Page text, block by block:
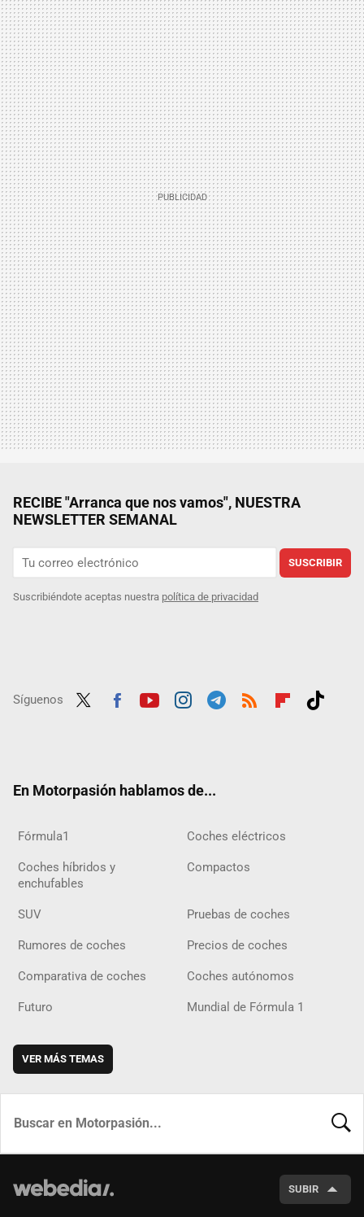
RECIBE "Arranca que nos vamos", NUESTRA
NEWSLETTER SEMANAL
SUSCRIBIR
Suscribiéndote aceptas nuestra política de privacidad
Síguenos
En Motorpasión hablamos de...
Fórmula1 Coches eléctricos
Coches híbridos y
enchufables
Compactos
SUV Pruebas de coches
Rumores de coches Precios de coches
Comparativa de coches Coches autónomos
Futuro Mundial de Fórmula 1
VER MÁS TEMAS
SUBIR